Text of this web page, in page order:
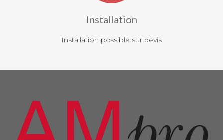
Installation
Installation possible sur devis